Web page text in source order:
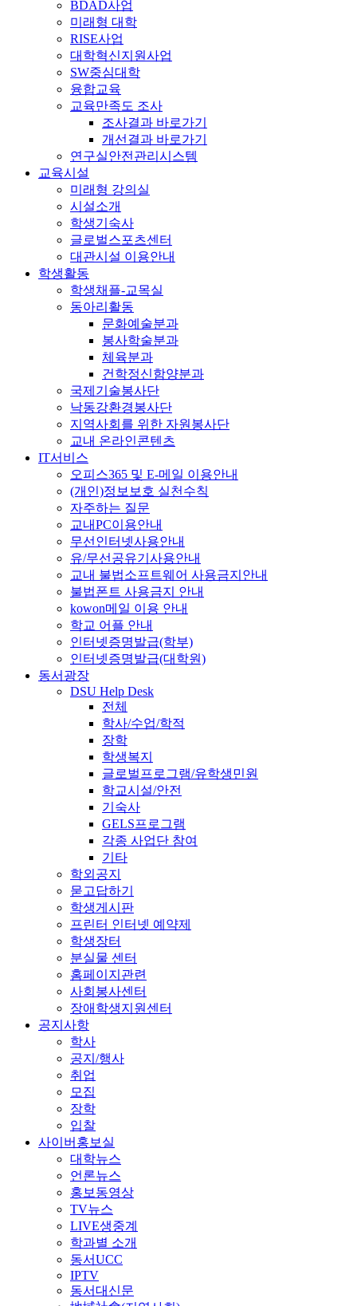
BDAD사업
미래형 대학
RISE사업
대학혁신지원사업
SW중심대학
융합교육
교육만족도 조사
조사결과 바로가기
개선결과 바로가기
연구실안전관리시스템
교육시설
미래형 강의실
시설소개
학생기숙사
글로벌스포츠센터
대관시설 이용안내
학생활동
학생채플-교목실
동아리활동
문화예술분과
봉사학술분과
체육분과
건학정신함양분과
국제기술봉사단
낙동강환경봉사단
지역사회를 위한 자원봉사단
교내 온라인콘텐츠
IT서비스
오피스365 및 E-메일 이용안내
(개인)정보보호 실천수칙
자주하는 질문
교내PC이용안내
무선인터넷사용안내
유/무선공유기사용안내
교내 불법소프트웨어 사용금지안내
불법폰트 사용금지 안내
kowon메일 이용 안내
학교 어플 안내
인터넷증명발급(학부)
인터넷증명발급(대학원)
동서광장
DSU Help Desk
전체
학사/수업/학적
장학
학생복지
글로벌프로그램/유학생민원
학교시설/안전
기숙사
GELS프로그램
각종 사업단 참여
기타
학외공지
묻고답하기
학생게시판
프린터 인터넷 예약제
학생장터
분실물 센터
홈페이지관련
사회봉사센터
장애학생지원센터
공지사항
학사
공지/행사
취업
모집
장학
입찰
사이버홍보실
대학뉴스
언론뉴스
홍보동영상
TV뉴스
LIVE생중계
학과별 소개
동서UCC
IPTV
동서대신문